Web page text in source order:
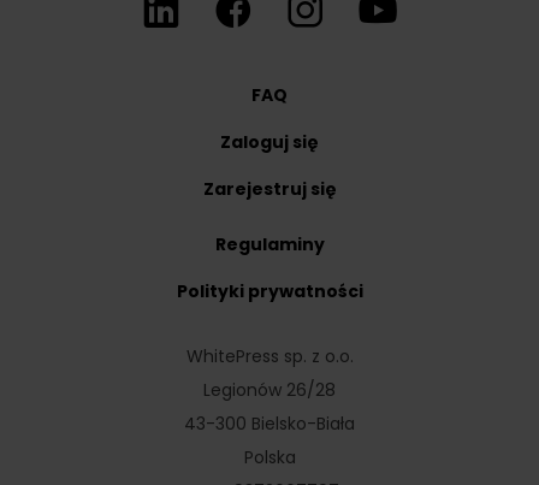
FAQ
Zaloguj się
Zarejestruj się
WhitePress sp. z o.o.
Legionów 26/28
43-300 Bielsko-Biała
Polska
Regulaminy
Polityki prywatności